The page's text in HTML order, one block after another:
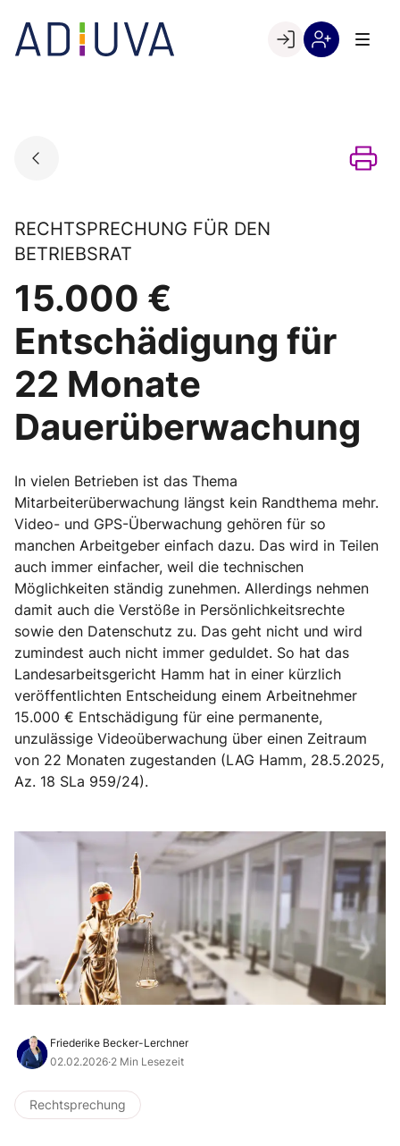
content
Go to landing page.
RECHTSPRECHUNG FÜR DEN
BETRIEBSRAT
15.000 €
Entschädigung für
22 Monate
Dauerüberwachung
In vielen Betrieben ist das Thema
Mitarbeiterüberwachung längst kein Randthema mehr.
Video- und GPS-Überwachung gehören für so
manchen Arbeitgeber einfach dazu. Das wird in Teilen
auch immer einfacher, weil die technischen
Möglichkeiten ständig zunehmen. Allerdings nehmen
damit auch die Verstöße in Persönlichkeitsrechte
sowie den Datenschutz zu. Das geht nicht und wird
zumindest auch nicht immer geduldet. So hat das
Landesarbeitsgericht Hamm hat in einer kürzlich
veröffentlichten Entscheidung einem Arbeitnehmer
15.000 € Entschädigung für eine permanente,
unzulässige Videoüberwachung über einen Zeitraum
von 22 Monaten zugestanden (LAG Hamm, 28.5.2025,
Az. 18 SLa 959/24).
Friederike Becker-Lerchner
02.02.2026·2 Min Lesezeit
Rechtsprechung